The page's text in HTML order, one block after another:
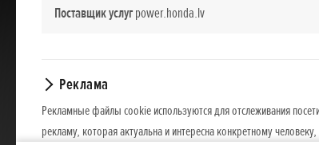
Поставщик услугpower.honda.lv
Реклама
Рекламные файлы cookie используются для отслеживания
рекламу, которая актуальна и интересна конкретному